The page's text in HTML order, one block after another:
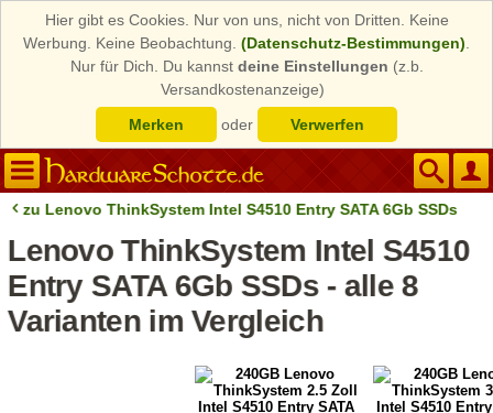
Hier gibt es Cookies. Nur von uns, nicht von Dritten. Keine
Werbung. Keine Beobachtung. (Datenschutz-Bestimmungen)
Nur für Dich. Du kannst deine Einstellungen (z.b.
Versandkostenanzeige)
Merken
oder Verwerfen
zu Lenovo ThinkSystem Intel S4510 Entry SATA 6Gb SSDs
Lenovo ThinkSystem Intel S4510
Entry SATA 6Gb SSDs - alle 8
Varianten im Vergleich